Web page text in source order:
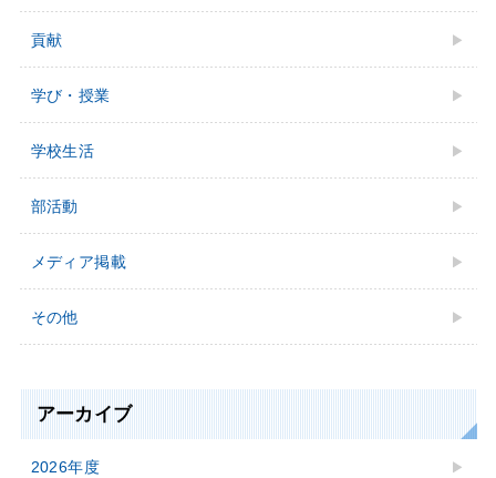
貢献
学び・授業
学校⽣活
部活動
メディア掲載
その他
アーカイブ
2026年度